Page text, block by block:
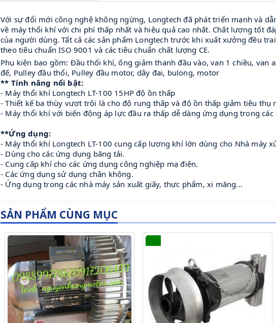
Với sự đổi mới công nghệ không ngừng, Longtech đã phát triển mạnh và
về máy thổi khí với chi phí thấp nhất và hiệu quả cao nhất. Chất lượng tốt
của người dùng. Tất cả các sản phẩm Longtech trước khi xuất xưởng đều
theo tiêu chuẩn ISO 9001 và các tiêu chuẩn chất lượng CE.
Phụ kiện bao gồm: Đầu thổi khí, ống giảm thanh đầu vào, van 1 chiều, van
đế, Pulley đầu thổi, Pulley đầu motor, dây đai, bulong, motor
** Tính năng nổi bật:
- Máy thổi khí Longtech LT-100 15HP độ ồn thấp
- Thiết kế ba thùy vượt trội là cho độ rung thấp và độ ồn thấp giảm tiêu thụ
- Máy thổi khí với biến động áp lực đầu ra thấp dễ dàng ứng dụng trong
**Ứng dụng:
- Máy thổi khí Longtech LT-100 cung cấp lượng khí lớn dùng cho Nhà máy
- Dùng cho các ứng dụng băng tải.
- Cung cấp khí cho các ứng dụng công nghiệp mạ điện.
- Các ứng dụng sử dụng chân không.
- Ứng dụng trong các nhà máy sản xuất giấy, thực phẩm, xi măng...
SẢN PHẨM CÙNG MỤC